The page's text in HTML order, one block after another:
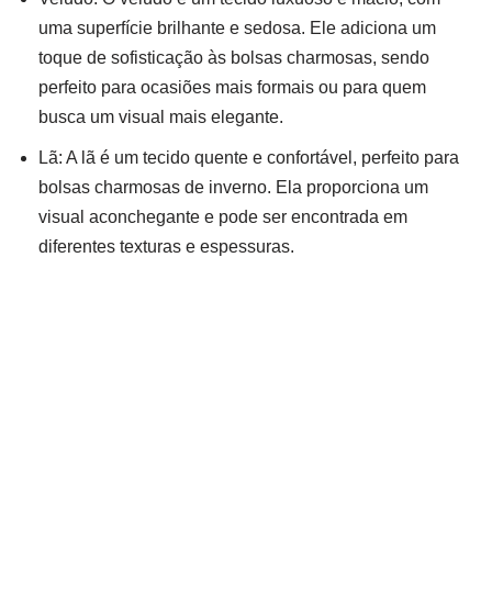
uma superfície brilhante e sedosa. Ele adiciona um
toque de sofisticação às bolsas charmosas, sendo
perfeito para ocasiões mais formais ou para quem
busca um visual mais elegante.
Lã: A lã é um tecido quente e confortável, perfeito para
bolsas charmosas de inverno. Ela proporciona um
visual aconchegante e pode ser encontrada em
diferentes texturas e espessuras.